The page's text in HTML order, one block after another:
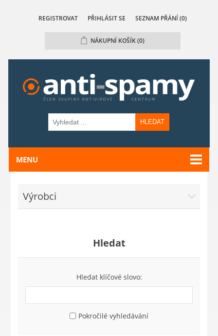
REGISTROVAT PŘIHLÁSIT SE SEZNAM PŘÁNÍ (0)
NÁKUPNÍ KOŠÍK(0)
HLEDAT
MENU
Výrobci
Hledat
Hledat klíčové slovo:
Pokročilé vyhledávání